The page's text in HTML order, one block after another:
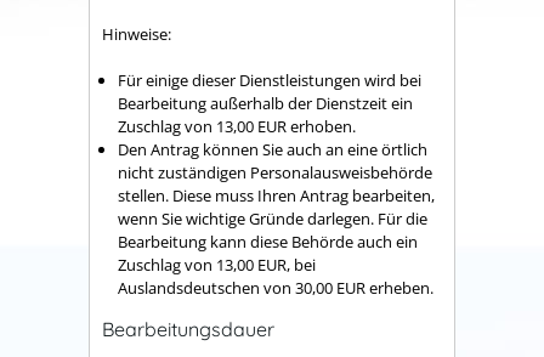
Hinweise:
Für einige dieser Dienstleistungen wird bei
Bearbeitung außerhalb der Dienstzeit ein
Zuschlag von 13,00 EUR erhoben.
Den Antrag können Sie auch an eine örtlich
nicht zuständigen Personalausweisbehörde
stellen. Diese muss Ihren Antrag bearbeiten,
wenn Sie wichtige Gründe darlegen. Für die
Bearbeitung kann diese Behörde auch ein
Zuschlag von 13,00 EUR, bei
Auslandsdeutschen von 30,00 EUR erheben.
Bearbeitungsdauer